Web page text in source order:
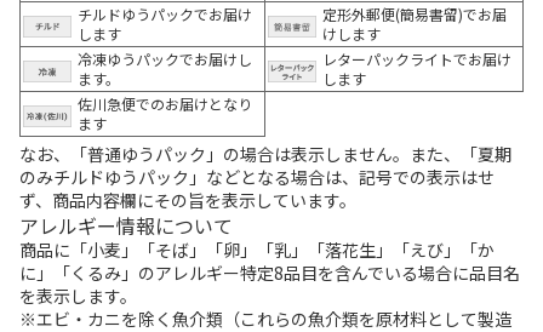
チルドゆうパックでお届け
します
定形外郵便(簡易書留)でお届
けします
冷凍ゆうパックでお届けし
ます。
レターパックライトでお届け
します
佐川急便でのお届けとなり
ます
なお、「普通ゆうパック」の場合は表示しません。また、「夏期
のみチルドゆうパック」などとなる場合は、記号での表示はせ
ず、商品内容欄にその旨を表示しています。
アレルギー情報について
商品に「小麦」「そば」「卵」「乳」「落花生」「えび」「か
に」「くるみ」のアレルギー特定8品目を含んでいる場合に品目名
を表示します。
※エビ・カニを除く魚介類（これらの魚介類を原材料として製造